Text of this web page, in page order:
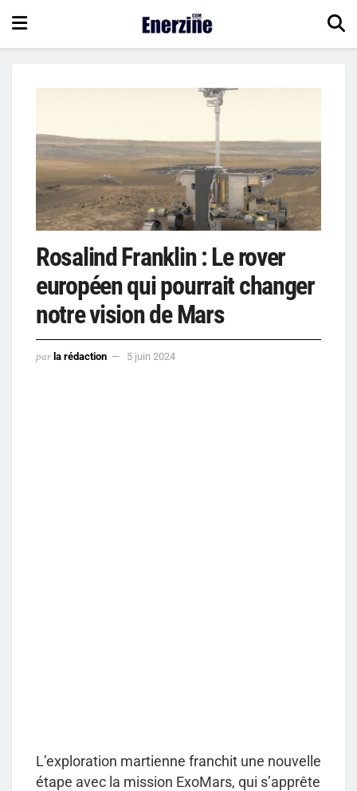
Rosalind Franklin : Le rover
européen qui pourrait changer
notre vision de Mars
par la rédaction 5 juin 2024
L’exploration martienne franchit une nouvelle
étape avec la mission ExoMars, qui s’apprête